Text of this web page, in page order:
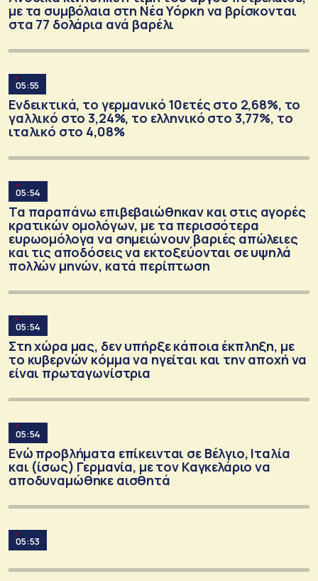
με τα συμβόλαια στη Νέα Υόρκη να βρίσκονται
στα 77 δολάρια ανά βαρέλι
05:55
Ενδεικτικά, το γερμανικό 10ετές στο 2,68%, το
γαλλικό στο 3,24%, το ελληνικό στο 3,77%, το
ιταλικό στο 4,08%
05:54
Τα παραπάνω επιβεβαιώθηκαν και στις αγορές
κρατικών ομολόγων, με τα περισσότερα
ευρωομόλογα να σημειώνουν βαριές απώλειες
και τις αποδόσεις να εκτοξεύονται σε υψηλά
πολλών μηνών, κατά περίπτωση
05:54
Στη χώρα μας, δεν υπήρξε κάποια έκπληξη, με
το κυβερνών κόμμα να ηγείται και την αποχή να
είναι πρωταγωνίστρια
05:54
Ενώ προβλήματα επίκεινται σε Βέλγιο, Ιταλία
και (ίσως) Γερμανία, με τον Καγκελάριο να
αποδυναμώθηκε αισθητά
05:53